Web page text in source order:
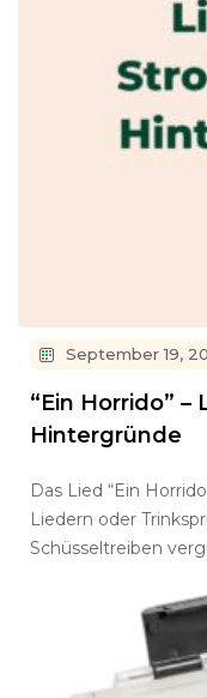
September 19,
“Ein Horrido”
Hintergründe
Das Lied “Ein
Liedern oder
Schüsseltreiben